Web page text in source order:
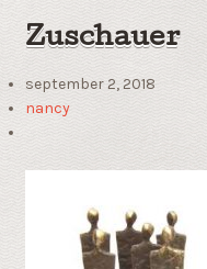
Zuschauer
september 2, 2018
nancy